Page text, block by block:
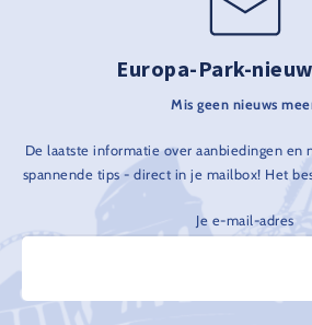
Europa-Park-
Mis geen nieuws
De laatste informatie over aanbiedingen en
spannende tips - direct in je mailbox! Het
Je e-mail-adres